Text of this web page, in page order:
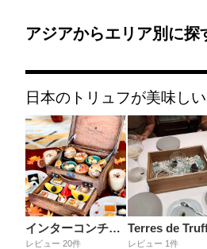
アジアからエリア別に探
日本のトリュフが美味し
インターコンチネンタル大阪 ラウンジ スリーシクスティ
レビュー 20件
レビュー 1件